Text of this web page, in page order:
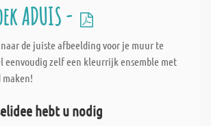
ADUIS -
de juiste afbeelding voor je muur te
eenvoudig zelf een kleurrijk ensemble met
maken!
hebt u nodig